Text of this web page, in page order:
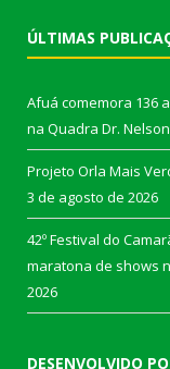
ÚLTIMAS
Afuá comemora 136
na Quadra Dr.
Projeto Orla Mais
3 de agosto de 2026
42º Festival do
maratona de shows
2026
DESENVOLVIDO